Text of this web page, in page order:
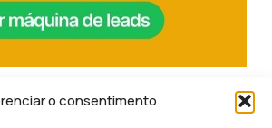
o consentimento